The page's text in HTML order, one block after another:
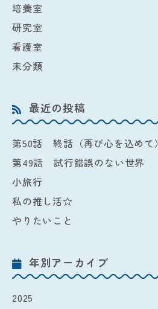
培養室
研究室
看護室
未分類
最近の投稿
第50話 終話（再び心を込めて）
第49話 試行錯誤のない世界
小旅行
私の推し活☆
やりたいこと
年別アーカイブ
2025